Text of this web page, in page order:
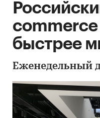
commerce
быстрее
Еженедельный